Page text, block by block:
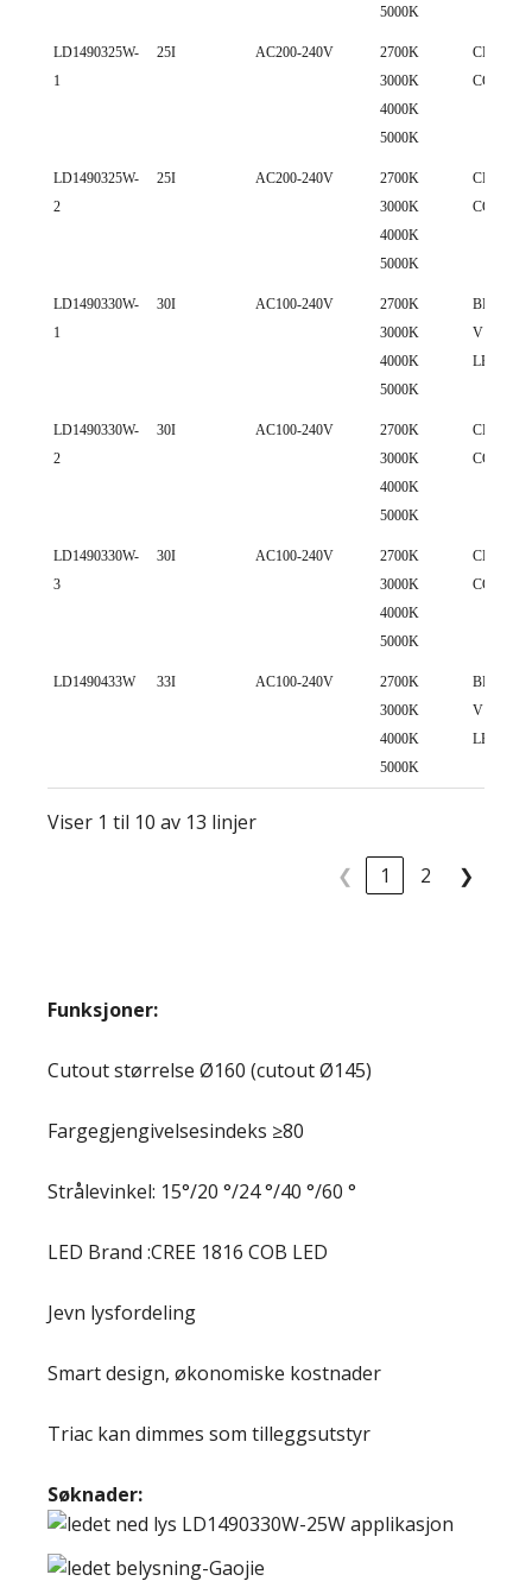
5000K
LD1490325W-
1
25I AC200-240V
2700K
3000K
4000K
5000K
CREE
COB LED
LD1490325W-
2
25I AC200-240V
2700K
3000K
4000K
5000K
CREE
COB LED
LD1490330W-
1
30I AC100-240V
2700K
3000K
4000K
5000K
V13 COB
LED
LD1490330W-
2
30I AC100-240V
2700K
3000K
4000K
5000K
CREE
COB LED
LD1490330W-
3
30I AC100-240V
2700K
3000K
4000K
5000K
CREE
COB LED
LD1490433W 33I AC100-240V
2700K
3000K
4000K
5000K
V13 COB
LED
Viser 1 til 10 av 13 linjer
❮ 1 2 ❯
Funksjoner:
Cutout størrelse Ø160 (cutout Ø145)
Fargegjengivelsesindeks ≥80
Strålevinkel: 15°/20 °/24 °/40 °/60 °
LED Brand :CREE 1816 COB LED
Jevn lysfordeling
Smart design, økonomiske kostnader
Triac kan dimmes som tilleggsutstyr
Søknader: